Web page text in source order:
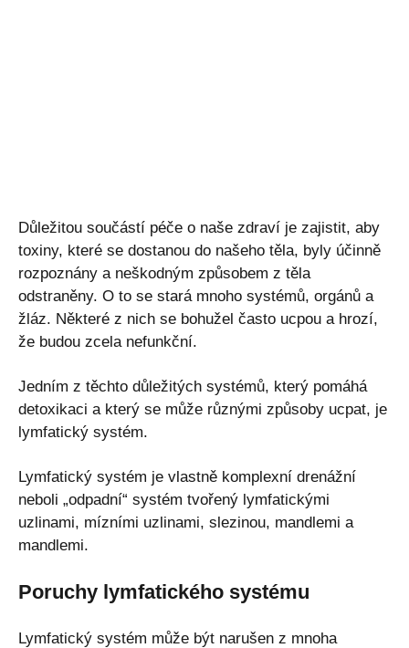
Důležitou součástí péče o naše zdraví je zajistit, aby
toxiny, které se dostanou do našeho těla, byly účinně
rozpoznány a neškodným způsobem z těla
odstraněny. O to se stará mnoho systémů, orgánů a
žláz. Některé z nich se bohužel často ucpou a hrozí,
že budou zcela nefunkční.
Jedním z těchto důležitých systémů, který pomáhá
detoxikaci a který se může různými způsoby ucpat, je
lymfatický systém.
Lymfatický systém je vlastně komplexní drenážní
neboli „odpadní“ systém tvořený lymfatickými
uzlinami, mízními uzlinami, slezinou, mandlemi a
mandlemi.
Poruchy lymfatického systému
Lymfatický systém může být narušen z mnoha